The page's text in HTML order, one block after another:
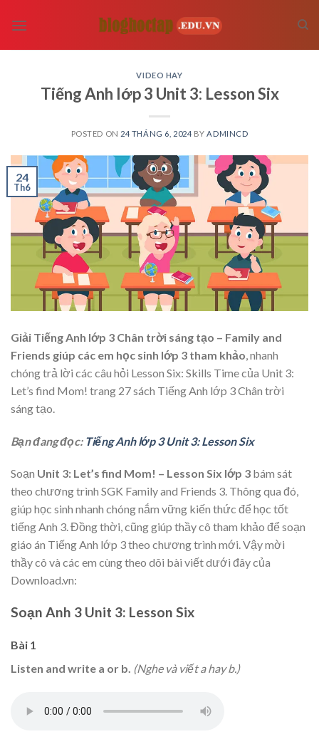
VIDEO HAY
Tiếng Anh lớp 3 Unit 3: Lesson Six
POSTED ON 24 THÁNG 6, 2024 BY ADMINCD
24
Th6
Giải Tiếng Anh lớp 3 Chân trời sáng tạo – Family and
Friends giúp các em học sinh lớp 3 tham khảo , nhanh
chóng trả lời các câu hỏi Lesson Six: Skills Time của Unit 3:
Let’s find Mom! trang 27 sách Tiếng Anh lớp 3 Chân trời
sáng tạo.
Bạn đang đọc: Tiếng Anh lớp 3 Unit 3: Lesson Six
Soạn Unit 3: Let’s find Mom! – Lesson Six lớp 3 bám sát
theo chương trình SGK Family and Friends 3. Thông qua đó,
giúp học sinh nhanh chóng nắm vững kiến thức để học tốt
tiếng Anh 3. Đồng thời, cũng giúp thầy cô tham khảo để soạn
giáo án Tiếng Anh lớp 3 theo chương trình mới. Vậy mời
thầy cô và các em cùng theo dõi bài viết dưới đây của
Download.vn:
Soạn Anh 3 Unit 3: Lesson Six
Bài 1
Listen and write a or b. (Nghe và viết a hay b.)